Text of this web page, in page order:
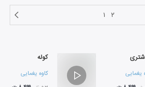
۱ ۲
یغمایی
کوله
کاوه یغمایی